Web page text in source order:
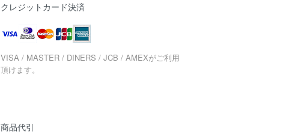
クレジットカード決済
VISA / MASTER / DINERS / JCB / AMEXがご利用
頂けます。
商品代引